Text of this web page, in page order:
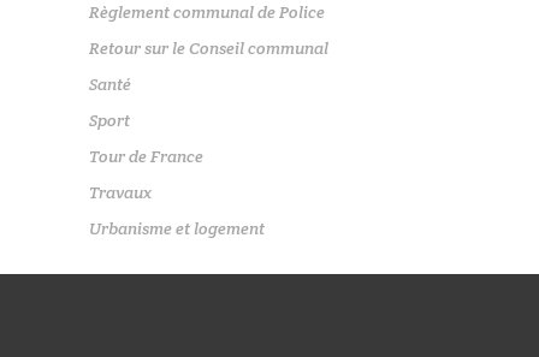
Règlement communal de Police
Retour sur le Conseil communal
Santé
Sport
Tour de France
Travaux
Urbanisme et logement